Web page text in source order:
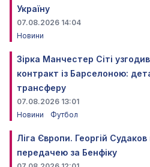
Україну
07.08.2026 14:04
Новини
Зірка Манчестер Сіті
контракт із Барселоною:
трансферу
07.08.2026 13:01
Новини
Футбол
Ліга Європи. Георгій
передачею за Бенфіку